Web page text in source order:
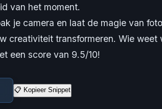
van het moment.
je camera en laat de magie van
creativiteit transformeren. Wie weet
een score van 9.5/10!
📋 Kopieer Snippet